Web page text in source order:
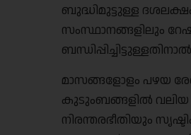
ബുദ്ധിമുട്ടുള്ള
സംസ്ഥാനങ്ങളിലും
മാസങ്ങളോളം പഴയ
കുടുംബങ്ങളിൽ വലിയ
നിരന്തരഭീതിയും